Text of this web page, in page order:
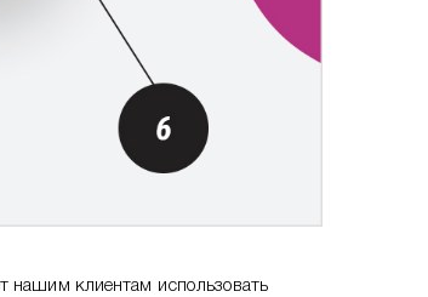
нашим клиентам использовать